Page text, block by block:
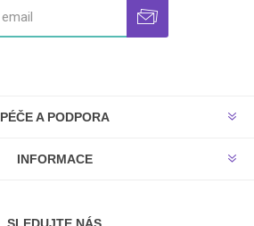
PÉČE A PODPORA
INFORMACE